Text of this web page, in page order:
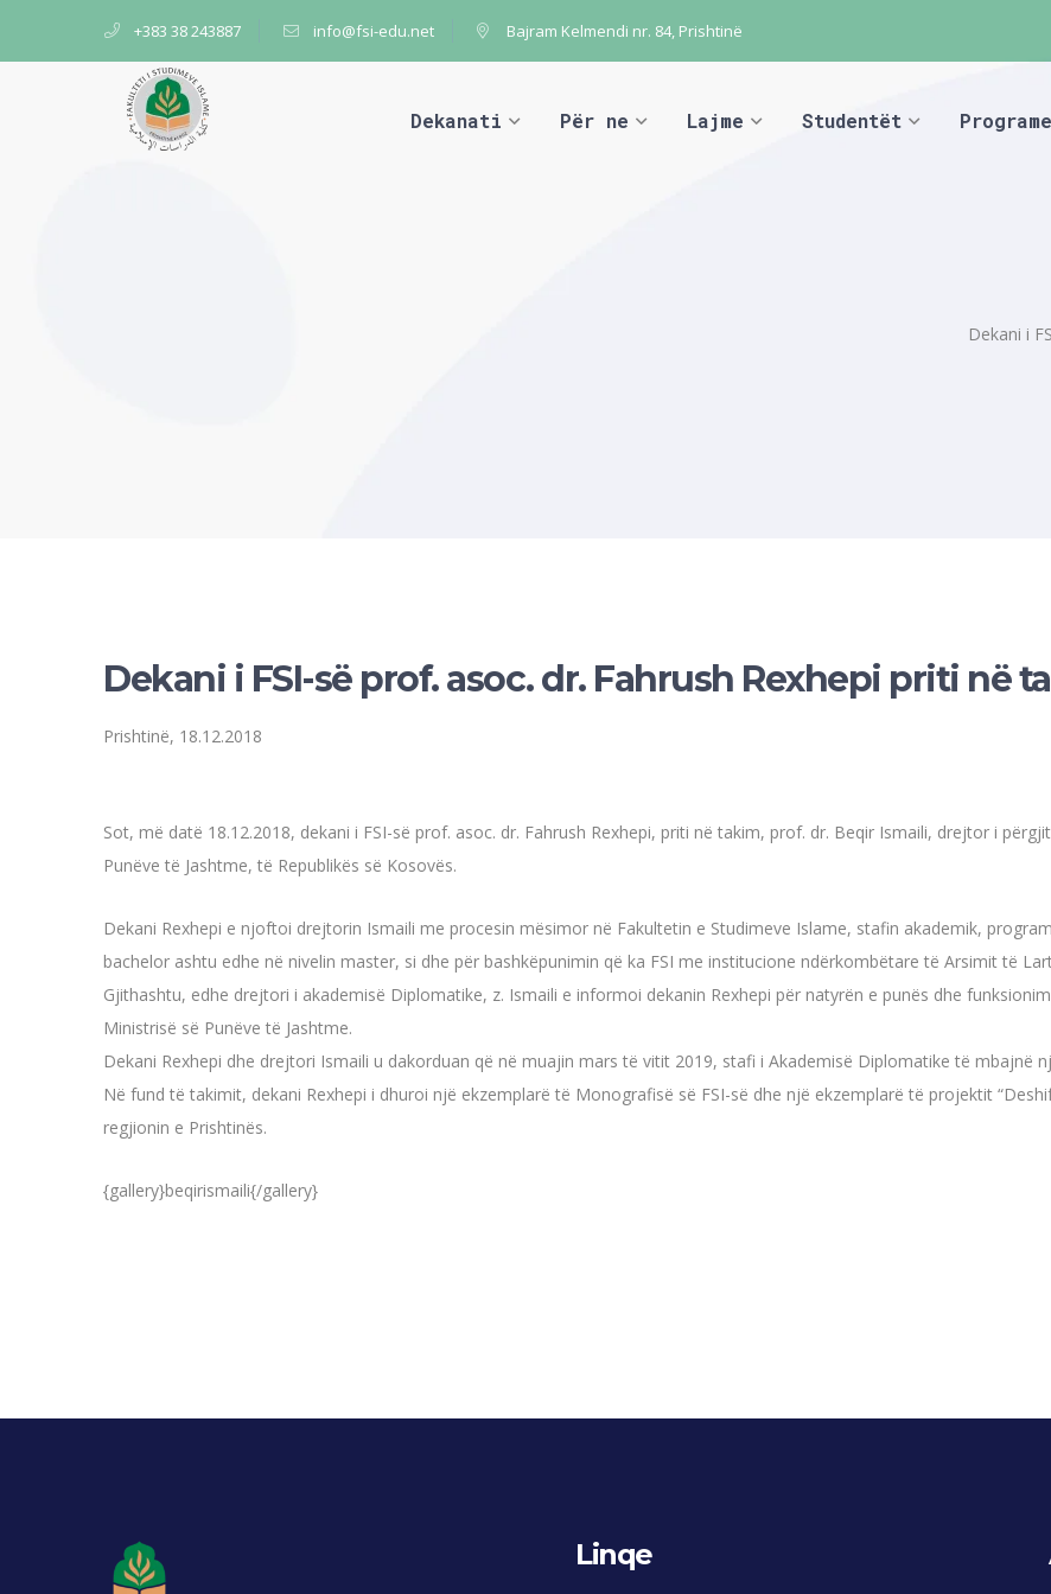
+383 38 243887 info@fsi-edu.net Bajram Kelmendi nr. 84, Prishtinë
Dekanati Për ne Lajme Studentët
Dekani i
Dekani i FSI-së prof. asoc. dr. Fahrush Rexhepi priti në
Prishtinë, 18.12.2018
Sot, më datë 18.12.2018, dekani i FSI-së prof. asoc. dr. Fahrush Rexhepi, priti në takim, prof. dr. Beqir Ismaili, drejtor i
Punëve të Jashtme, të Republikës së Kosovës.
Dekani Rexhepi e njoftoi drejtorin Ismaili me procesin mësimor në Fakultetin e Studimeve Islame, stafin akademik,
bachelor ashtu edhe në nivelin master, si dhe për bashkëpunimin që ka FSI me institucione ndërkombëtare të Arsimit të
Gjithashtu, edhe drejtori i akademisë Diplomatike, z. Ismaili e informoi dekanin Rexhepi për natyrën e punës dhe
Ministrisë së Punëve të Jashtme.
Dekani Rexhepi dhe drejtori Ismaili u dakorduan që në muajin mars të vitit 2019, stafi i Akademisë Diplomatike të mbajnë
Në fund të takimit, dekani Rexhepi i dhuroi një ekzemplarë të Monografisë së FSI-së dhe një ekzemplarë të projektit
regjionin e Prishtinës.
{gallery}beqirismaili{/gallery}
Linqe